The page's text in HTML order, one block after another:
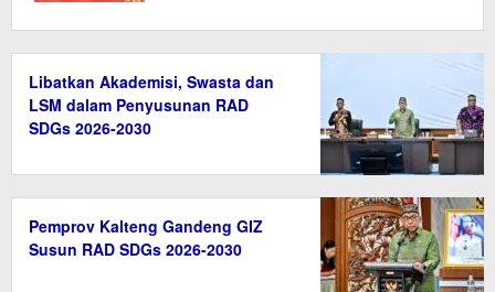
Libatkan Akademisi, Swasta dan
LSM dalam Penyusunan RAD
SDGs 2026-2030
Pemprov Kalteng Gandeng GIZ
Susun RAD SDGs 2026-2030